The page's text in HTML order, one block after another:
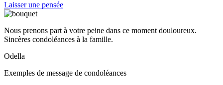
Laisser une pensée
Nous prenons part à votre peine dans ce moment douloureux.
Sincères condoléances à la famille.
Odella
Exemples de message de condoléances